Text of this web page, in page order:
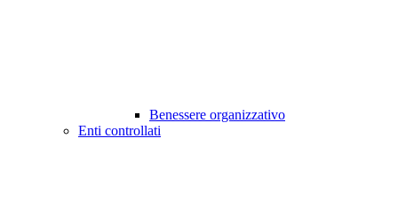
Benessere organizzativo
Enti controllati